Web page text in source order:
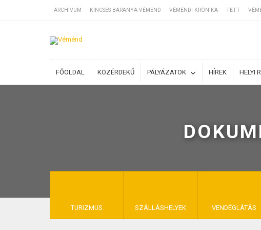
ARCHÍVUM KINCSES BARANYA VÉMÉND VÉMÉNDI KRÓNIKA TETT
FŐOLDAL KÖZÉRDEKŰ PÁLYÁZATOK HÍREK HELYI
TURIZMUS SZÁLLÁSHELYEK VENDÉGLÁTÁS
SZÁLLÁSOK
BEJEGYZÉSEK
ÁLTALÁNOS
KINCSES